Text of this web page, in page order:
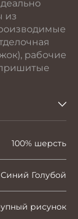
из
рабочие
100% шерсть
Синий Голубой
рисунок